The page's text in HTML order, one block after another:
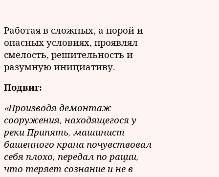
Работая в сложных, а порой и
опасных условиях, проявлял
смелость, решительность и
разумную инициативу.
Подвиг:
«Производя демонтаж
сооружения, находящегося у
реки Припять, машинист
башенного крана почувствовал
себя плохо, передал по рации,
что теряет сознание и не в